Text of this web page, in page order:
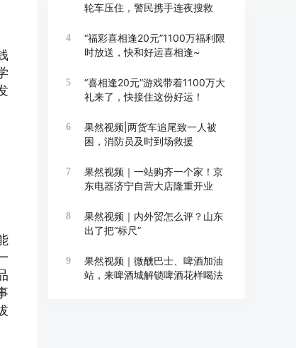
轮车压住，警民携手连夜搜救
4
“福彩喜相逢20元”1100万福利限
时放送，快和好运喜相逢~
5
“喜相逢20元”游戏带着1100万大
礼来了，快接住这份好运！
6
果然视频|两货车追尾致一人被
困，消防员及时到场救援
7
果然视频｜一站购齐一个家！京
东电器济宁自营大店隆重开业
8
果然视频｜内外贸怎么评？山东
出了把“标尺”
9
果然视频｜微醺巴士、啤酒加油
站，来啤酒城解锁啤酒花样喝法